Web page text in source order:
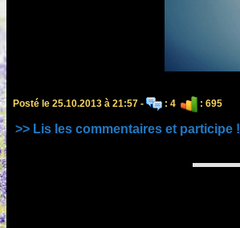
Posté le 25.10.2013 à 21:57 - : 4 : 695
>> Lis les commentaires et participe !